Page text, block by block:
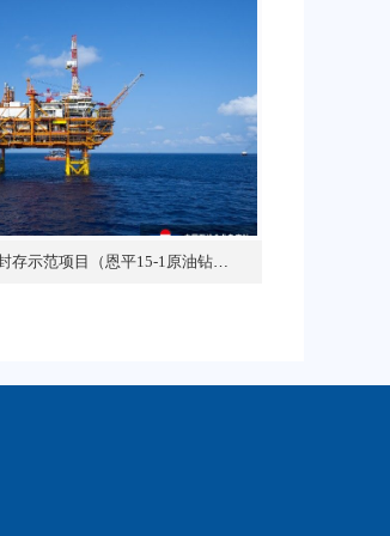
我国首个海上二氧化碳封存示范项目（恩平15-1原油钻采平台）